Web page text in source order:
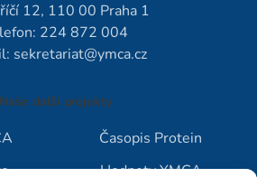
12, 110 00 Praha 1
224 872 004
sekretariat@ymca.cz
Naše další projekty
Časopis Protein
Hodnoty YMCA